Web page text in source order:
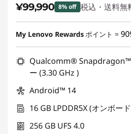
¥99,990 8% off 税込・送料無
特別割引 :-¥9,810
My Lenovo Rewardsポイント =
Qualcomm® Snapdragon™
ー (3.30 GHz )
Android™ 14
16 GB LPDDR5X (オンボー
256 GB UFS 4.0